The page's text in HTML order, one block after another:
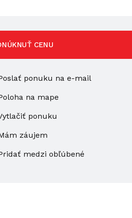
CENU
ponuku na e-mail
na mape
ponuku
záujem
medzi obľúbené